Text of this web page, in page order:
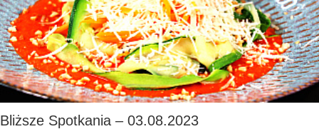
Bliższe Spotkania – 03.08.2023